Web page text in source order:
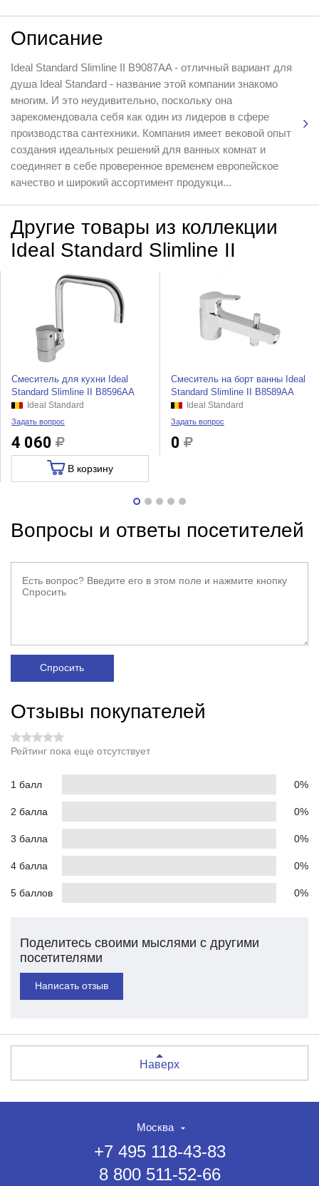
Описание
Ideal Standard Slimline II B9087AA - отличный вариант для
душа Ideal Standard - название этой компании знакомо
многим. И это неудивительно, поскольку она
зарекомендовала себя как один из лидеров в сфере
производства сантехники. Компания имеет вековой опыт
создания идеальных решений для ванных комнат и
соединяет в себе проверенное временем европейское
качество и широкий ассортимент продукци...
Другие товары из коллекции
Ideal Standard Slimline II
Смеситель для кухни Ideal
Standard Slimline II B8596AA
Ideal Standard
Задать вопрос
4 060
В корзину
Смеситель на борт ванны Ideal
Standard Slimline II B8589AA
Ideal Standard
Задать вопрос
0
Вопросы и ответы посетителей
Спросить
Отзывы покупателей
Рейтинг пока еще отсутствует
1 балл 0%
2 балла 0%
3 балла 0%
4 балла 0%
5 баллов 0%
Поделитесь своими мыслями с другими
посетителями
Написать отзыв
Наверх
Москва
+7 495 118-43-83
8 800 511-52-66